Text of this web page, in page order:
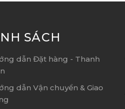
SÁCH
dẫn Đặt hàng - Thanh
dẫn Vận chuyển & Giao